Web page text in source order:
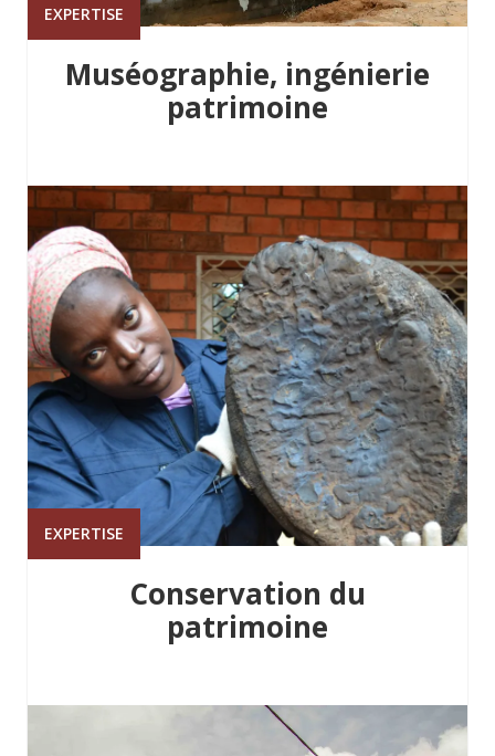
EXPERTISE
Muséographie, ingénierie
patrimoine
EXPERTISE
Conservation du
patrimoine